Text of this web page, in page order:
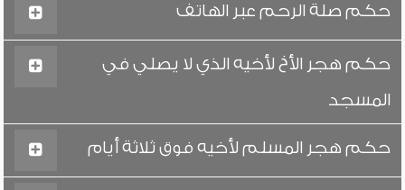
حكم صلة الرحم عبر الهاتف
حكم هجر الأخ لأخيه الذي لا يصلي في
المسجد
حكم هجر المسلم لأخيه فوق ثلاثة أيام